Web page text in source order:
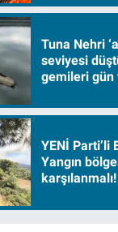
Tuna Nehri
seviyesi
gemileri gün
YENİ Parti’li
Yangın
karşılanmalı!